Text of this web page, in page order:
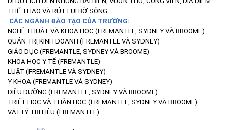
THỂ THAO VÀ RÚT LUI BỜ SÔNG.
CÁC NGÀNH ĐÀO TẠO CỦA TRƯỜNG:
NGHỆ THUẬT VÀ KHOA HỌC (FREMANTLE, SYDNEY VÀ BROOME)
QUẢN TRỊ KINH DOANH (FREMANTLE VÀ SYDNEY)
GIÁO DỤC (FREMANTLE, SYDNEY VÀ BROOME)
KHOA HỌC Y TẾ (FREMANTLE)
LUẬT (FREMANTLE VÀ SYDNEY)
Y KHOA (FREMANTLE VÀ SYDNEY)
ĐIỀU DƯỠNG (FREMANTLE, SYDNEY VÀ BROOME)
TRIẾT HỌC VÀ THẦN HỌC (FREMANTLE, SYDNEY VÀ BROOME)
VẬT LÝ TRỊ LIỆU (FREMANTLE)